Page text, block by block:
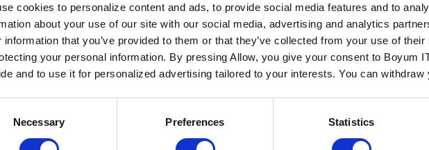
cookies to personalize content and ads, to provide social media features and to
about your use of our site with our social media, advertising and analytics
information that you’ve provided to them or that they’ve collected from your use of
your personal information. By pressing Allow, you give your consent to Boyum
and to use it for personalized advertising tailored to your interests. You can
Necessary Preferences Statistics
Senior-
Leitende Funktionen
Senior-Funktionen
Beraterfunktionen
Arbeite an
das gesamte
häufig an und halte
Entwicklungsplans ein.